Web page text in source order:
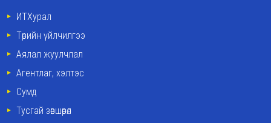
ИТХурал
Төрийн үйлчилгээ
Аялал жуулчлал
Агентлаг, хэлтэс
Сумд
Тусгай зөвшөөрөл